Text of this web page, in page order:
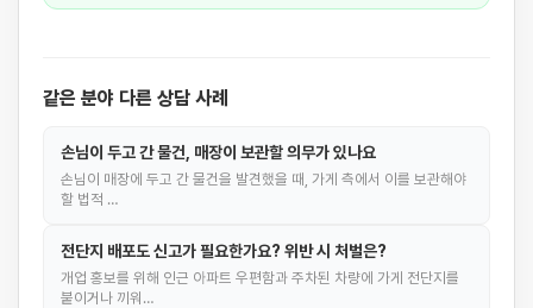
같은 분야 다른 상담 사례
손님이 두고 간 물건, 매장이 보관할 의무가 있나요
손님이 매장에 두고 간 물건을 발견했을 때, 가게 측에서 이를 보관해야
할 법적 …
전단지 배포도 신고가 필요한가요? 위반 시 처벌은?
개업 홍보를 위해 인근 아파트 우편함과 주차된 차량에 가게 전단지를
붙이거나 끼워…